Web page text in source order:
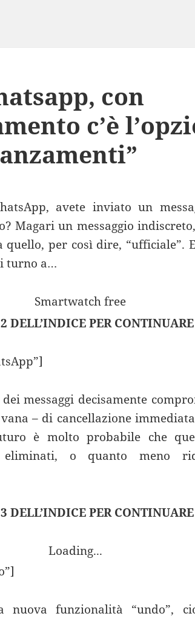
con
c’è
avete inviato un
Magari un messaggio
per così dire, “ufficiale”.
turno a…
DELL’INDICE PER
messaggi decisamente
– di cancellazione
è molto probabile che
eliminati, o quanto meno
DELL’INDICE PER
Loading...
nuova funzionalità “undo”,